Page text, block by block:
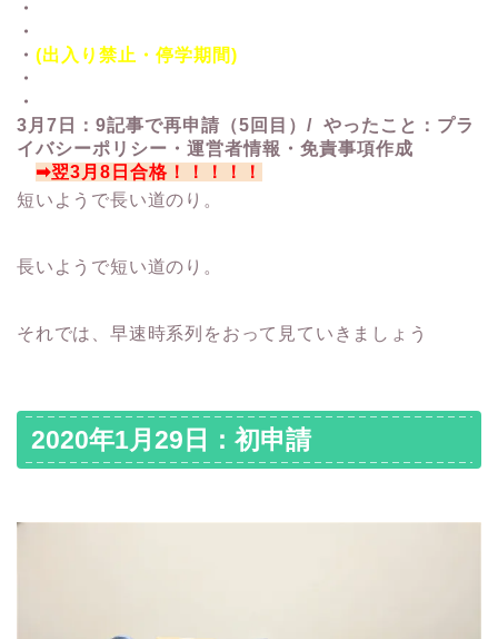
・
・
・ (出入り禁止・停学期間)
・
・
3月7日：9記事で再申請（5回目）/ やったこと：プラ
イバシーポリシー・運営者情報・免責事項作成
➡翌3月8日合格！！！！！
短いようで長い道のり。
長いようで短い道のり。
それでは、早速時系列をおって見ていきましょう
2020年1月29日：初申請